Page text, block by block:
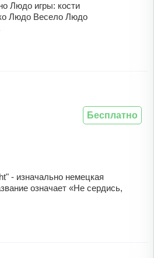
Людо игры: кости
Людо Весело Людо
- изначально немецкая
означает «Не сердись,
Бесплатно